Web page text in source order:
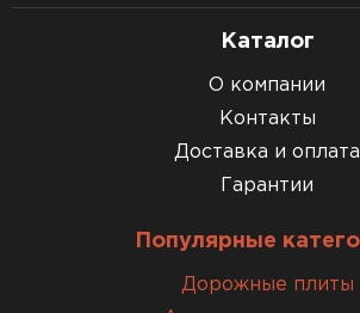
Каталог
О компании
Контакты
Доставка и оплата
Гарантии
Популярные
Дорожные плиты